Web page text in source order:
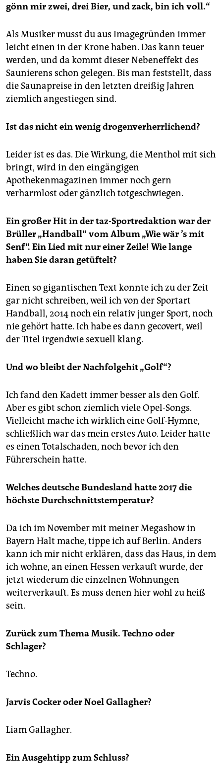
gönn mir zwei, drei Bier, und zack, bin ich voll.“
Als Musiker musst du aus Imagegründen immer
leicht einen in der Krone haben. Das kann teuer
werden, und da kommt dieser Nebeneffekt des
Saunierens schon gelegen. Bis man feststellt, dass
die Sauna­preise in den letzten dreißig Jahren
ziemlich angestiegen sind.
Ist das nicht ein wenig drogenverherrlichend?
Leider ist es das. Die Wirkung, die Menthol mit sich
bringt, wird in den eingängigen
Apothekenmagazinen immer noch gern
verharmlost oder gänzlich totgeschwiegen.
Ein großer Hit in der taz-Sportredaktion war der
Brüller „Handball“ vom Album „Wie wär’s mit
Senf“. Ein Lied mit nur einer Zeile! Wie lange
haben Sie daran getüftelt?
Einen so gigantischen Text konnte ich zu der Zeit
gar nicht schreiben, weil ich von der Sportart
Handball, 2014 noch ein relativ junger Sport, noch
nie gehört hatte. Ich habe es dann gecovert, weil
der Titel irgendwie sexuell klang.
Und wo bleibt der Nachfolgehit „Golf“?
Ich fand den Kadett immer besser als den Golf.
Aber es gibt schon ziemlich viele Opel-Songs.
Vielleicht mache ich wirklich eine Golf-Hymne,
schließlich war das mein erstes Auto. Leider hatte
es einen Totalschaden, noch bevor ich den
Führerschein hatte.
Welches deutsche Bundesland hatte 2017 die
höchste Durchschnittstemperatur?
Da ich im November mit meiner Megashow in
Bayern Halt mache, tippe ich auf Berlin. Anders
kann ich mir nicht erklären, dass das Haus, in dem
ich wohne, an einen Hessen verkauft wurde, der
jetzt wiederum die einzelnen Wohnungen
weiterverkauft. Es muss denen hier wohl zu heiß
sein.
Zurück zum Thema Musik. Techno oder
Schlager?
Techno.
Jarvis Cocker oder Noel Gallagher?
Liam Gallagher.
Ein Ausgehtipp zum Schluss?